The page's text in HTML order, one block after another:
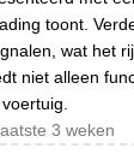
toont.
wat het
niet alleen
3 weken